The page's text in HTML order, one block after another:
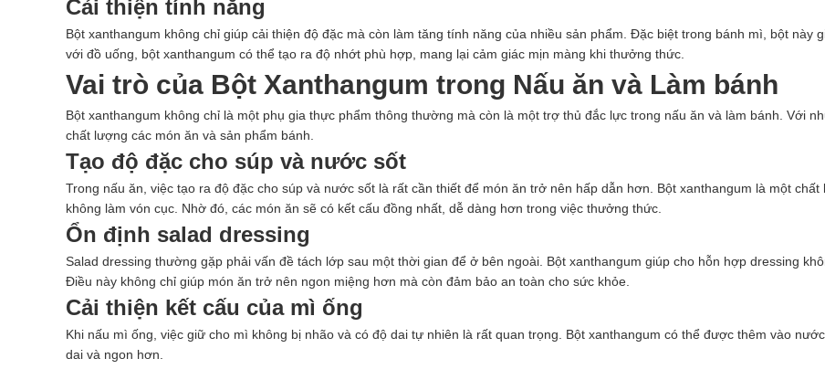
Cải thiện tính năng
Bột xanthangum không chỉ giúp cải thiện độ đặc mà còn làm tăng tính năng của nhiều sản phẩm. Đặc biệt trong bánh mì, bột
với đồ uống, bột xanthangum có thể tạo ra độ nhớt phù hợp, mang lại cảm giác mịn màng khi thưởng thức.
Vai trò của Bột Xanthangum trong Nấu ăn và Làm bánh
Bột xanthangum không chỉ là một phụ gia thực phẩm thông thường mà còn là một trợ thủ đắc lực trong nấu ăn và làm bánh. Với
chất lượng các món ăn và sản phẩm bánh.
Tạo độ đặc cho súp và nước sốt
Trong nấu ăn, việc tạo ra độ đặc cho súp và nước sốt là rất cần thiết để món ăn trở nên hấp dẫn hơn. Bột xanthangum là một
không làm vón cục. Nhờ đó, các món ăn sẽ có kết cấu đồng nhất, dễ dàng hơn trong việc thưởng thức.
Ổn định salad dressing
Salad dressing thường gặp phải vấn đề tách lớp sau một thời gian để ở bên ngoài. Bột xanthangum giúp cho hỗn hợp dressing
Điều này không chỉ giúp món ăn trở nên ngon miệng hơn mà còn đảm bảo an toàn cho sức khỏe.
Cải thiện kết cấu của mì ống
Khi nấu mì ống, việc giữ cho mì không bị nhão và có độ dai tự nhiên là rất quan trọng. Bột xanthangum có thể được thêm vào
dai và ngon hơn.